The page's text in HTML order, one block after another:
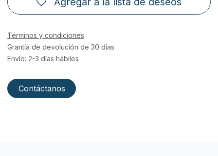
Términos y condiciones
Grantía de devolución de 30 días
Envío: 2-3 días hábiles
Contáctanos